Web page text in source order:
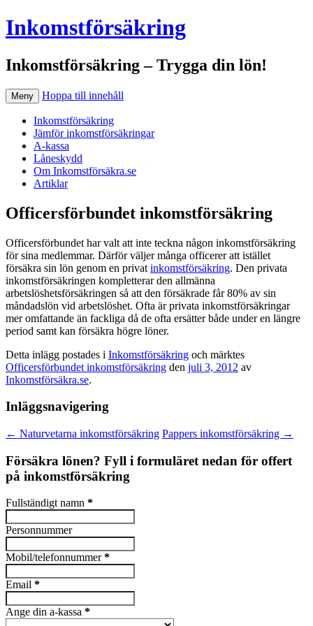
Inkomstförsäkring
Inkomstförsäkring – Trygga din lön!
Meny Hoppa till innehåll
Inkomstförsäkring
Jämför inkomstförsäkringar
A-kassa
Låneskydd
Om Inkomstförsäkra.se
Artiklar
Officersförbundet inkomstförsäkring
Officersförbundet har valt att inte teckna någon inkomstförsäkring
för sina medlemmar. Därför väljer många officerer att istället
försäkra sin lön genom en privat inkomstförsäkring. Den privata
inkomstförsäkringen kompletterar den allmänna
arbetslöshetsförsäkringen så att den försäkrade får 80% av sin
måndadslön vid arbetslöshet. Ofta är privata inkomstförsäkringar
mer omfattande än fackliga då de ofta ersätter både under en längre
period samt kan försäkra högre löner.
Detta inlägg postades i Inkomstförsäkring och märktes
Officersförbundet inkomstförsäkring den juli 3, 2012 av
Inkomstförsäkra.se.
Inläggsnavigering
← Naturvetarna inkomstförsäkring Pappers inkomstförsäkring →
Försäkra lönen? Fyll i formuläret nedan för offert
på inkomstförsäkring
Fullständigt namn *
Personnummer
Mobil/telefonnummer*
Email *
Ange din a-kassa *